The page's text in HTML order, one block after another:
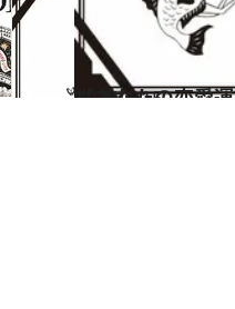
2024.6.15
【あなたの恋愛運は？】JINMUのアムール占星術 愛とエロスのジンムリズム
占い